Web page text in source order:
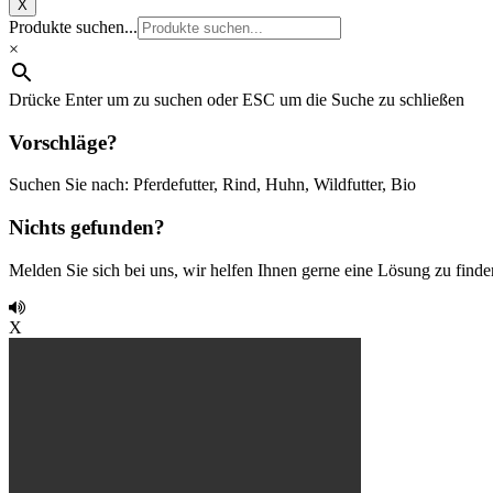
X
Produkte suchen...
×
Drücke Enter um zu suchen oder ESC um die Suche zu schließen
Vorschläge?
Suchen Sie nach: Pferdefutter, Rind, Huhn, Wildfutter, Bio
Nichts gefunden?
Melden Sie sich bei uns, wir helfen Ihnen gerne eine Lösung zu
X